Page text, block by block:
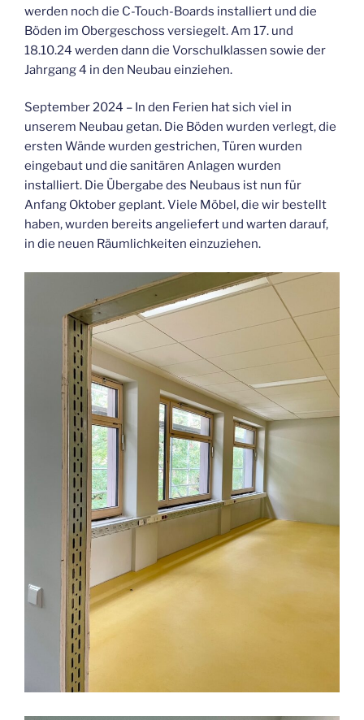
werden noch die C-Touch-Boards installiert und die
Böden im Obergeschoss versiegelt. Am 17. und
18.10.24 werden dann die Vorschulklassen sowie der
Jahrgang 4 in den Neubau einziehen.
September 2024 – In den Ferien hat sich viel in
unserem Neubau getan. Die Böden wurden verlegt, die
ersten Wände wurden gestrichen, Türen wurden
eingebaut und die sanitären Anlagen wurden
installiert. Die Übergabe des Neubaus ist nun für
Anfang Oktober geplant. Viele Möbel, die wir bestellt
haben, wurden bereits angeliefert und warten darauf,
in die neuen Räumlichkeiten einzuziehen.